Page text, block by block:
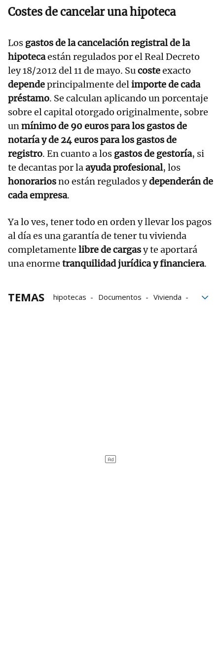
Costes de cancelar una hipoteca
Los gastos de la cancelación registral de la
hipotecaestán regulados por el Real Decreto
ley 18/2012 del 11 de mayo. Sucosteexacto
dependeprincipalmente delimporte de cada
préstamo. Se calculan aplicando un porcentaje
sobre el capital otorgado originalmente, sobre
unmínimo de 90 euros para los gastos de
notaría y de 24 euros para los gastos de
registro. En cuanto a los gastos de gestoría, si
te decantas por laayuda profesional, los
honorariosno están regulados ydependerán de
cada empresa.
Ya lo ves, tener todo en orden y llevar los pagos
al día es una garantía de tener tu vivienda
completamente libre de cargasy te aportará
una enorme tranquilidad jurídica y financiera.
TEMAS hipotecas Documentos
Vivienda